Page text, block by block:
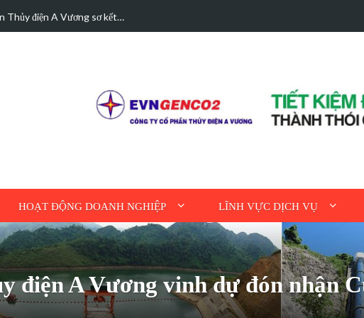
mái nhà được bán điện dư
HOẠT ĐỘNG DOANH NGHIỆP LĨNH VỰC DỊCH VỤ
điện A Vương vinh dự đón nhận